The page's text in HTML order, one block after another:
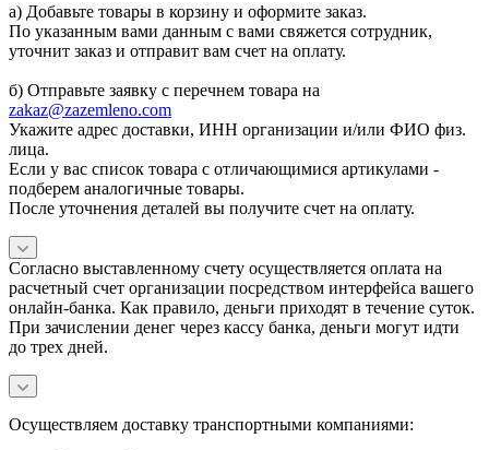
а) Добавьте товары в корзину и оформите заказ.
По указанным вами данным с вами свяжется сотрудник,
уточнит заказ и отправит вам счет на оплату.
б) Отправьте заявку с перечнем товара на
zakaz@zazemleno.com
Укажите адрес доставки, ИНН организации и/или ФИО физ.
лица.
Если у вас список товара с отличающимися артикулами -
подберем аналогичные товары.
После уточнения деталей вы получите счет на оплату.
Согласно выставленному счету осуществляется оплата на
расчетный счет организации посредством интерфейса вашего
онлайн-банка. Как правило, деньги приходят в течение суток.
При зачислении денег через кассу банка, деньги могут идти
до трех дней.
Осуществляем доставку транспортными компаниями: